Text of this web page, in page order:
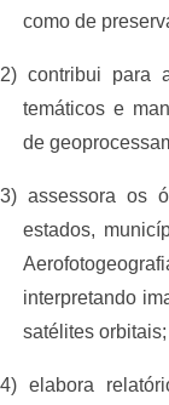
como de
2) contribui para
temáticos e
de
3) assessora os
estados,
interpretando
satélites orbitais;
4) elabora